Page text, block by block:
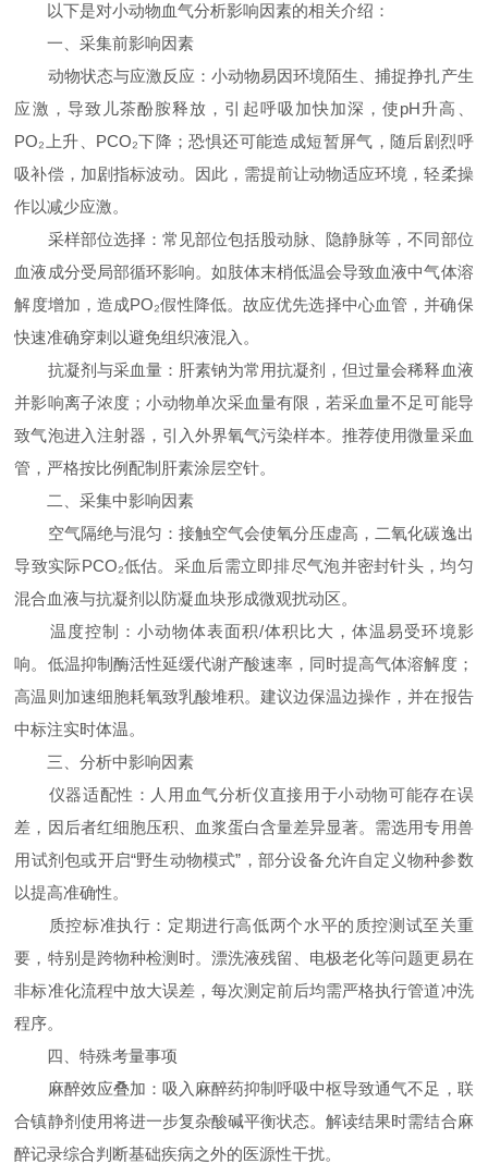
以下是对小动物血气分析影响因素的相关介绍：
一、采集前影响因素​
动物状态与应激反应：小动物易因环境陌生、捕捉挣扎产生
应激，导致儿茶酚胺释放，引起呼吸加快加深，使pH升高、
PO₂上升、PCO₂下降；恐惧还可能造成短暂屏气，随后剧烈呼
吸补偿，加剧指标波动。因此，需提前让动物适应环境，轻柔操
作以减少应激。
采样部位选择：常见部位包括股动脉、隐静脉等，不同部位
血液成分受局部循环影响。如肢体末梢低温会导致血液中气体溶
解度增加，造成PO₂假性降低。故应优先选择中心血管，并确保
快速准确穿刺以避免组织液混入。
抗凝剂与采血量：肝素钠为常用抗凝剂，但过量会稀释血液
并影响离子浓度；小动物单次采血量有限，若采血量不足可能导
致气泡进入注射器，引入外界氧气污染样本。推荐使用微量采血
管，严格按比例配制肝素涂层空针。
二、采集中影响因素​
空气隔绝与混匀：接触空气会使氧分压虚高，二氧化碳逸出
导致实际PCO₂低估。采血后需立即排尽气泡并密封针头，均匀
混合血液与抗凝剂以防凝血块形成微观扰动区。
温度控制：小动物体表面积/体积比大，体温易受环境影
响。低温抑制酶活性延缓代谢产酸速率，同时提高气体溶解度；
高温则加速细胞耗氧致乳酸堆积。建议边保温边操作，并在报告
中标注实时体温。
三、分析中影响因素​
仪器适配性：人用血气分析仪直接用于小动物可能存在误
差，因后者红细胞压积、血浆蛋白含量差异显著。需选用专用兽
用试剂包或开启“野生动物模式”，部分设备允许自定义物种参数
以提高准确性。
质控标准执行：定期进行高低两个水平的质控测试至关重
要，特别是跨物种检测时。漂洗液残留、电极老化等问题更易在
非标准化流程中放大误差，每次测定前后均需严格执行管道冲洗
程序。
四、特殊考量事项​
麻醉效应叠加：吸入麻醉药抑制呼吸中枢导致通气不足，联
合镇静剂使用将进一步复杂酸碱平衡状态。解读结果时需结合麻
醉记录综合判断基础疾病之外的医源性干扰。